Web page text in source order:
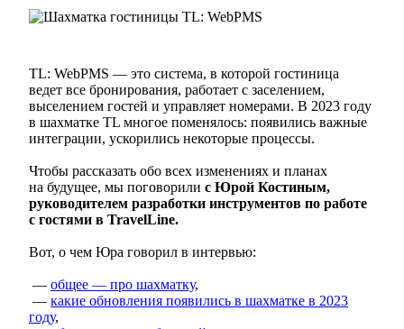
TL: WebPMS — это система, в которой гостиница
ведет все бронирования, работает с заселением,
выселением гостей и управляет номерами. В 2023 году
в шахматке TL многое поменялось: появились важные
интеграции, ускорились некоторые процессы.
Чтобы рассказать обо всех изменениях и планах
на будущее, мы поговорили с Юрой Костиным,
руководителем разработки инструментов по работе
с гостями в TravelLine.
Вот, о чем Юра говорил в интервью:
— общее — про шахматку,
— какие обновления появились в шахматке в 2023
году,